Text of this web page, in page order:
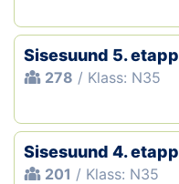
Sisesuund 5. etapp
278 / Klass: N35
Sisesuund 4. etapp
201 / Klass: N35